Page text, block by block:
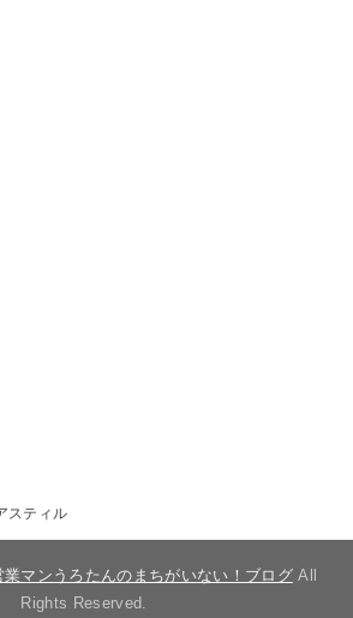
スティル
業マンうろたんのまちがいない！ブログAll
Rights Reserved.